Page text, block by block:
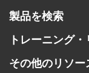
i1 カラーマ
製品を検索
トレーニング
その他のリソー